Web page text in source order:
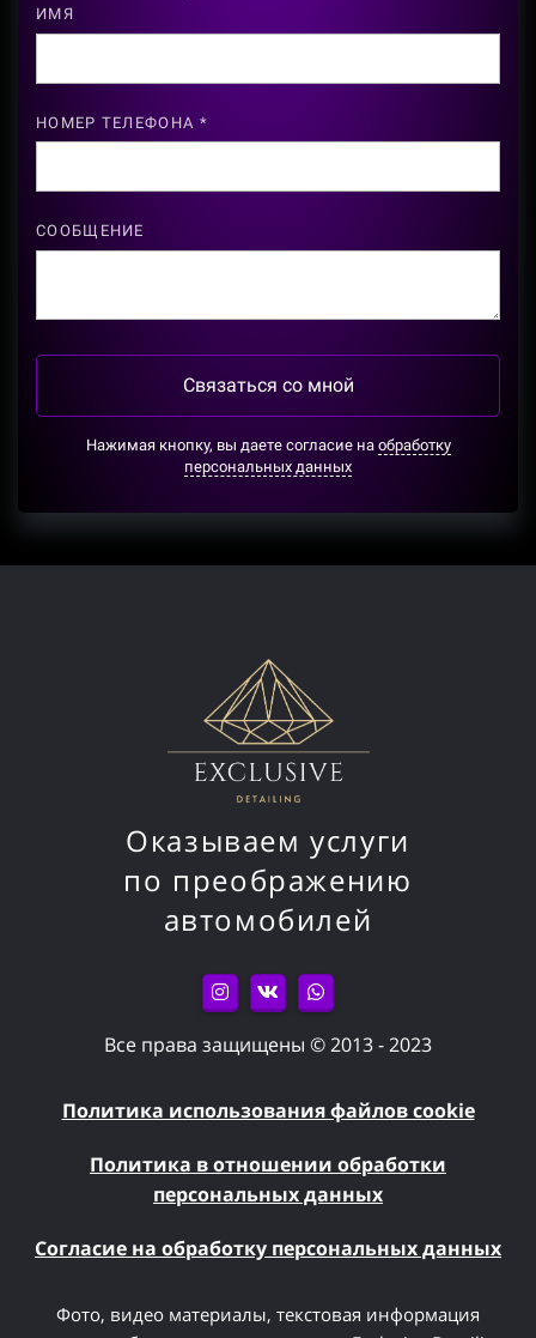
ИМЯ
НОМЕР ТЕЛЕФОНА *
СООБЩЕНИЕ
Связаться со мной
Нажимая кнопку, вы даете согласие на обработку
персональных данных
Оказываем услуги
по преображению
автомобилей
Все права защищены © 2013 - 2023
Политика использования файлов cookie
Политика в отношении обработки
персональных данных
Согласие на обработку персональных данных
Фото, видео материалы, текстовая информация